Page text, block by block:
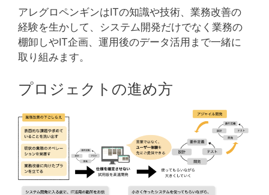
アレグロペンギンはITの知識や技術、業務改善の
経験を生かして、システム開発だけでなく業務の
棚卸しやIT企画、運用後のデータ活用まで一緒に
取り組みます。
プロジェクトの進め方